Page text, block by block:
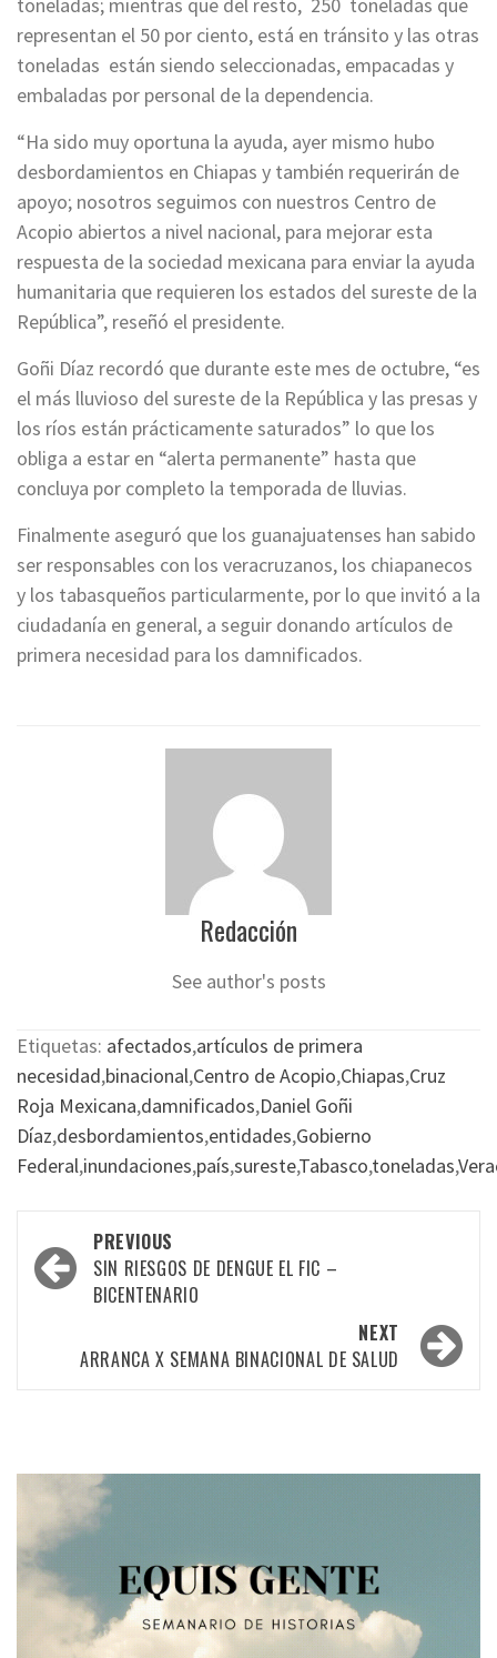
representan el 50 por ciento, está en tránsito y las otras
toneladas están siendo seleccionadas, empacadas y
embaladas por personal de la dependencia.
“Ha sido muy oportuna la ayuda, ayer mismo hubo
desbordamientos en Chiapas y también requerirán de
apoyo; nosotros seguimos con nuestros Centro de
Acopio abiertos a nivel nacional, para mejorar esta
respuesta de la sociedad mexicana para enviar la ayuda
humanitaria que requieren los estados del sureste de la
República”, reseñó el presidente.
Goñi Díaz recordó que durante este mes de octubre, “es
el más lluvioso del sureste de la República y las presas y
los ríos están prácticamente saturados” lo que los
obliga a estar en “alerta permanente” hasta que
concluya por completo la temporada de lluvias.
Finalmente aseguró que los guanajuatenses han sabido
ser responsables con los veracruzanos, los chiapanecos
y los tabasqueños particularmente, por lo que invitó a la
ciudadanía en general, a seguir donando artículos de
primera necesidad para los damnificados.
Redacción
See author's posts
Etiquetas: afectados,artículos de primera
necesidad,binacional,Centro de Acopio,Chiapas,Cruz
Roja Mexicana,damnificados,Daniel Goñi
Díaz,desbordamientos,entidades,Gobierno
Federal,inundaciones,país,sureste,Tabasco,toneladas,
Post
navigation
PREVIOUS
SIN RIESGOS DE DENGUE EL FIC –
BICENTENARIO
NEXT
ARRANCA X SEMANA BINACIONAL DE SALUD